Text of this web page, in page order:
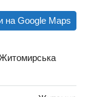
на Google Maps